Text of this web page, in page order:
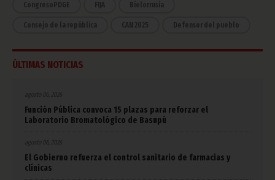
CongresoPDGE FIJA Bielorrusia
Consejo de la república CAN 2025 Defensor del pueblo
ÚLTIMAS NOTICIAS
agosto 06, 2026
Función Pública convoca 15 plazas para reforzar el
Laboratorio Bromatológico de Basupú
agosto 06, 2026
El Gobierno refuerza el control sanitario de farmacias y
clínicas